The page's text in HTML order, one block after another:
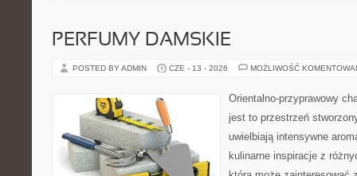
PERFUMY DAMSKIE
POSTED BY ADMIN CZE - 13 - 2026 MOŻLIWOŚĆ
Orientalno-przyprawowy
jest to przestrzeń
uwielbiają intensywne
kulinarne inspiracje z